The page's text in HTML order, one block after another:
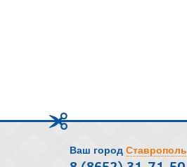
Ваш город Ставрополь